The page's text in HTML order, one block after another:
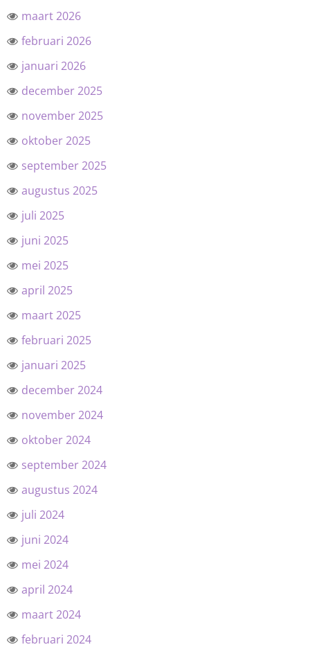
maart 2026
februari 2026
januari 2026
december 2025
november 2025
oktober 2025
september 2025
augustus 2025
juli 2025
juni 2025
mei 2025
april 2025
maart 2025
februari 2025
januari 2025
december 2024
november 2024
oktober 2024
september 2024
augustus 2024
juli 2024
juni 2024
mei 2024
april 2024
maart 2024
februari 2024